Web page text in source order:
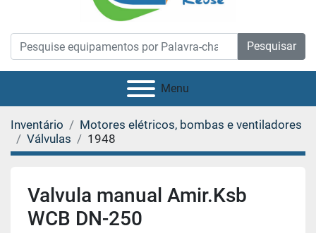
Pesquisar
Menu
Inventário
Motores elétricos, bombas e ventiladores
Válvulas
1948
Valvula manual Amir.Ksb
WCB DN-250